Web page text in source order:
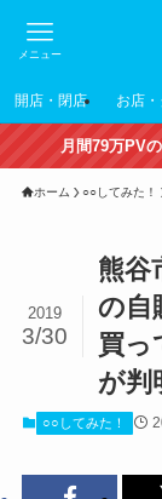
メニュー
開店・閉店 お店
月間79万PV
ホーム ○○してみた！
熊谷
の自
買っ
が判
2019
3/30
○○してみた！